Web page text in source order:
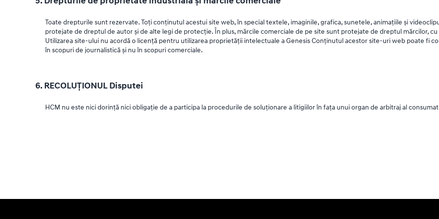
Toate drepturile sunt rezervate. Toți conținutul acestui site web, în special textele, imaginile, grafica, sunetele, animațiile și
protejate de dreptul de autor și de alte legi de protecție. În plus, mărcile comerciale de pe site sunt protejate de dreptul mărcilor,
Utilizarea site-ului nu acordă o licență pentru utilizarea proprietății intelectuale a Genesis Conținutul acestor site-uri web poate fi
în scopuri de journalistică și nu în scopuri comerciale.
6. RECOLUŢIONUL Disputei
HCM nu este nici dorință nici obligație de a participa la procedurile de soluționare a litigiilor în fața unui organ de arbitraj al